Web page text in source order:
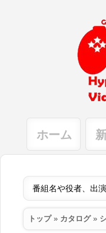
ホーム
トップ» カタログ»